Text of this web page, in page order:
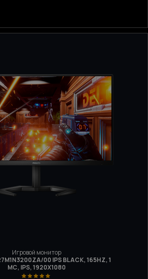
Игровой монитор
00 IPS BLACK, 165HZ, 1
МС, IPS, 1920X1080